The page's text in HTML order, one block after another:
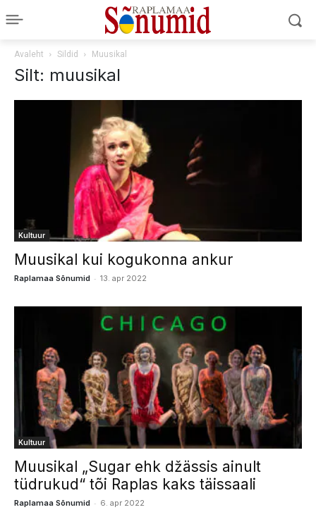
Avaleht Sildid Muusikal
Silt: muusikal
Kultuur
Muusikal kui kogukonna ankur
Raplamaa Sõnumid - 13. apr 2022
Kultuur
Muusikal „Sugar ehk džässis ainult
tüdrukud“ tõi Raplas kaks täissaali
Raplamaa Sõnumid - 6. apr 2022